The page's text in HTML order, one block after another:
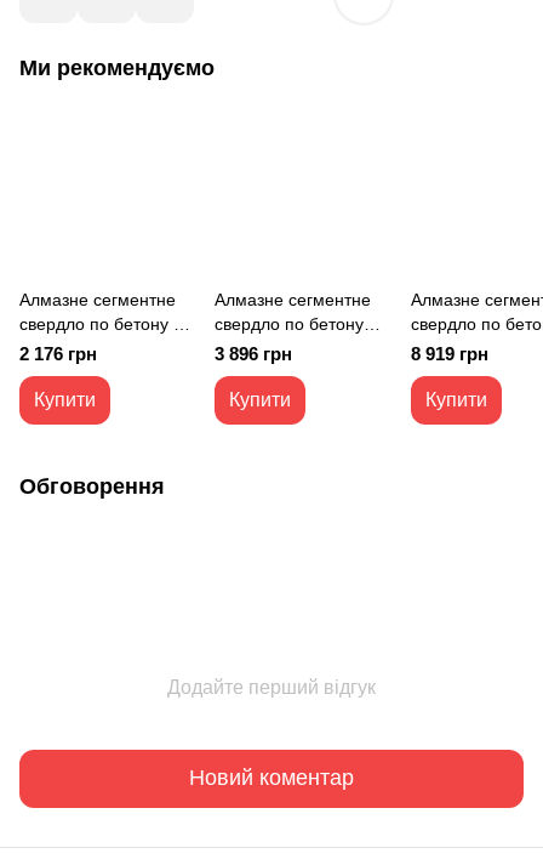
Ми рекомендуємо
Алмазне сегментне
свердло по бетону 68
BS
2 176 грн
Купити
Алмазне сегментне
свердло по бетону
132 BS
3 896 грн
Купити
Алмазне
свердло по
250 BS
8 919 грн
Купити
Обговорення
Додайте перший відгук
Новий коментар